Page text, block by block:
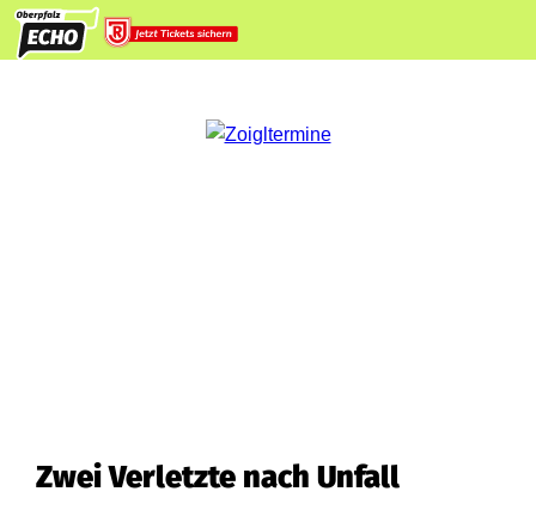
Zwei Verletzte nach Unfall